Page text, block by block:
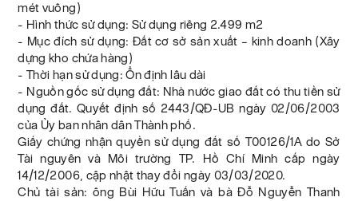
mét vuông)
- Hình thức sử dụng: Sử dụng riêng 2.499 m2
- Mục đích sử dụng: Đất cơ sở sản xuất – kinh doanh (Xây
dựng kho chứa hàng)
- Thời hạn sử dụng: Ổn định lâu dài
- Nguồn gốc sử dụng đất: Nhà nước giao đất có thu tiền sử
dụng đất. Quyết định số 2443/QĐ-UB ngày 02/06/2003
của Ủy ban nhân dân Thành phố.
Giấy chứng nhận quyền sử dụng đất số T00126/1A do Sở
Tài nguyên và Môi trường TP. Hồ Chí Minh cấp ngày
14/12/2006, cập nhật thay đổi ngày 03/03/2020.
Chủ tài sản: ông Bùi Hữu Tuấn và bà Đỗ Nguyễn Thanh